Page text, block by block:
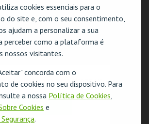
cookies essenciais para o
do site e, com o seu consentimento,
ajudam a personalizar a sua
perceber como a plataforma é
nossos visitantes.
concorda com o
de cookies no seu dispositivo. Para
a nossa Política de Cookies
Cookies e
.
COMPRAR
O QUEBRA-NOZES |
CLASSIC STAGE
COLISEU DE LISBOA
escolhido não está disponível
OK